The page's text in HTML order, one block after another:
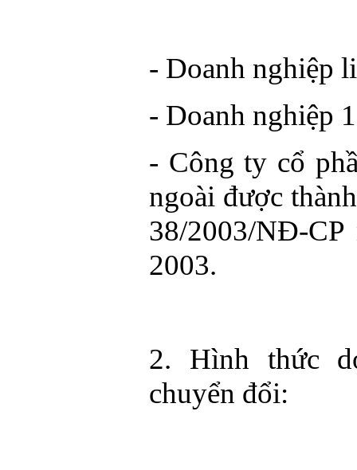
- Doanh nghiệp
- Doanh nghiệp
- Công ty cổ
ngoài được
38/2003/NĐ-
2003.
2. Hình thức
chuyển đổi: